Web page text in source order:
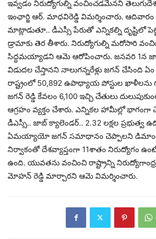
ఇవ్వడం నిరుద్యోగుల్ని వంచించడమేనని
ఇంఛార్జి ఆర్. మాధవిరెడ్డి విమర్శించారు.
మాట్లాడుతూ.. డీఎస్సీ పేరుతో ఎన్నికల్ని దృష్టిలో
డ్రామాకు తెర తీశారు. నిరుద్యోగుల్ని మరోసారి
సిద్ధమయ్యాడని ఆమె ఆరోపించారు. జనవరి 1న
విడుదల చేస్తానని నాలుగన్నరేళ్లు జగన్ చేసింది ఏం
రాష్ట్రంలో 50,892 ఉపాధ్యాయ పోస్టుల ఖాళీలను
జగన్ రెడ్డి కేవలం 6,100 ఇచ్చి చేతులు
ఆగ్రహం వ్యక్తం చేశారు. ఎన్నికల హామీల్లో
డీఎస్సీ.. జాబ్ క్యాలెండర్.. 2.32 లక్షల ప్రభుత్వ
ఏమయ్యాయో జగన్ సమాధానం చెప్పాలని డిమాండ్
నిర్వాకంతో దేశవ్యాప్తంగా 11శాతం నిరుద్యోగం
ఉంది. యువతను వంచించి రాష్ట్రాన్ని
మోహన్ రెడ్డి మార్చారని ఆమె విమర్శించారు.